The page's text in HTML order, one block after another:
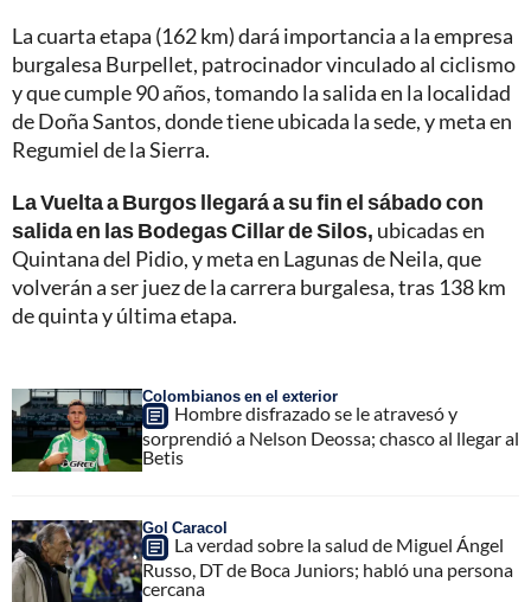
La cuarta etapa (162 km) dará importancia a la empresa
burgalesa Burpellet, patrocinador vinculado al ciclismo
y que cumple 90 años, tomando la salida en la localidad
de Doña Santos, donde tiene ubicada la sede, y meta en
Regumiel de la Sierra.
La Vuelta a Burgos llegará a su fin el sábado con
salida en las Bodegas Cillar de Silos, ubicadas en
Quintana del Pidio, y meta en Lagunas de Neila, que
volverán a ser juez de la carrera burgalesa, tras 138 km
de quinta y última etapa.
Colombianos en el exterior
Hombre disfrazado se le atravesó y
sorprendió a Nelson Deossa; chasco al llegar al
Betis
Gol Caracol
La verdad sobre la salud de Miguel Ángel
Russo, DT de Boca Juniors; habló una persona
cercana